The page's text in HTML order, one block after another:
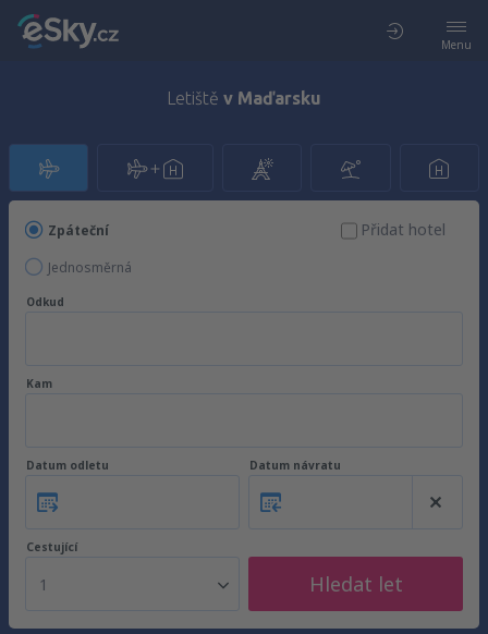
Menu
Letiště v Maďarsku
Zpáteční
Jednosměrná
Přidat hotel
Odkud
Kam
Datum odletu Datum návratu
Cestující
1 Hledat let